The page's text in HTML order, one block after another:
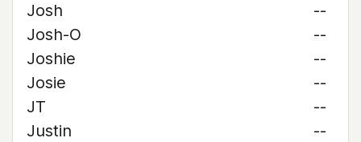
Josh
--
Josh-O
--
Joshie
--
Josie
--
JT
--
Justin
--